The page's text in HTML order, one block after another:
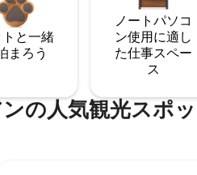
と一緒
まろう
ノートパソコ
ン使用に適し
た仕事スペー
ス
ンの人気観光スポ